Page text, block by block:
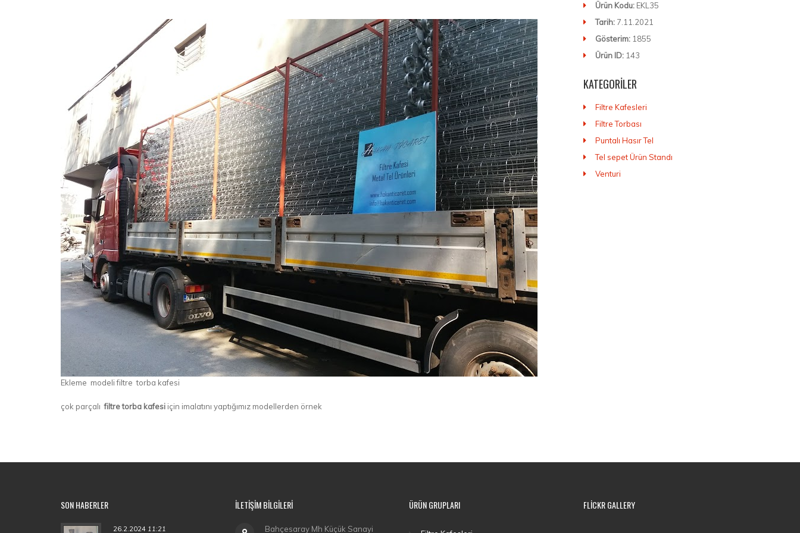
Ekleme modeli filtre torba kafesi
çok parçalıfiltre torba kafesi için imalatını yaptığımız modellerden örnek
Ürün Kodu: EKL35
Tarih: 7.11.2021
Gösterim: 1855
Ürün ID: 143
KATEGORILER
Filtre Kafesleri
Filtre Torbası
Puntalı Hasır Tel
Tel sepet Ürün Standı
Venturi
SON HABERLER
26.2.2024 11:21
İLETIŞIM BILGILERI
Bahçesaray Mh Küçük Sanayi
ÜRÜN GRUPLARI FLICKR GALLERY